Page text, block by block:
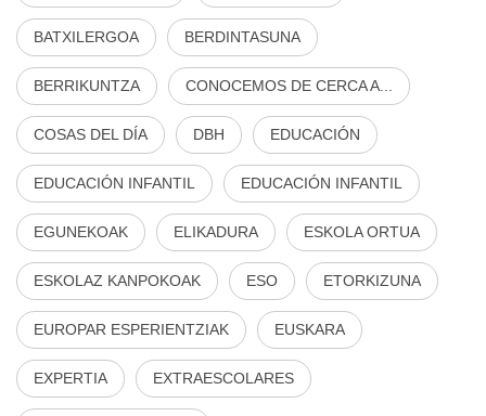
BATXILERGOA BERDINTASUNA
BERRIKUNTZA CONOCEMOS DE CERCA A...
COSAS DEL DÍA DBH EDUCACIÓN
EDUCACIÓN INFANTIL EDUCACIÓN INFANTIL
EGUNEKOAK ELIKADURA ESKOLA ORTUA
ESKOLAZ KANPOKOAK ESO ETORKIZUNA
EUROPAR ESPERIENTZIAK EUSKARA
EXPERTIA EXTRAESCOLARES